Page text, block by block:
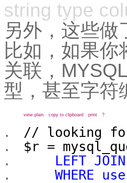
string type
另外，这些
比如，如果
关联，
型，甚至字符
view plain copy to clipboard print ?
// looking
$r =
LEFT JOIN
WHERE